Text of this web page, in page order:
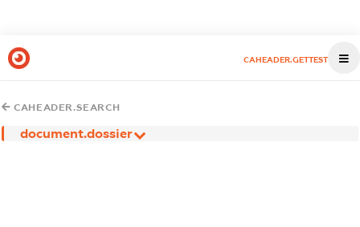
CAHEADER.GETTEST
CAHEADER.SEARCH
document.dossier